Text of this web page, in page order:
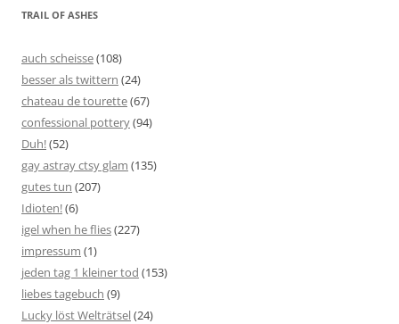
TRAIL OF ASHES
auch scheisse(108)
besser als twittern (24)
chateau de tourette(67)
confessional pottery(94)
Duh!(52)
gay astray ctsy glam (135)
gutes tun (207)
Idioten!(6)
igel when he flies(227)
impressum (1)
jeden tag 1 kleiner tod (153)
liebes tagebuch (9)
Lucky löst Welträtsel(24)